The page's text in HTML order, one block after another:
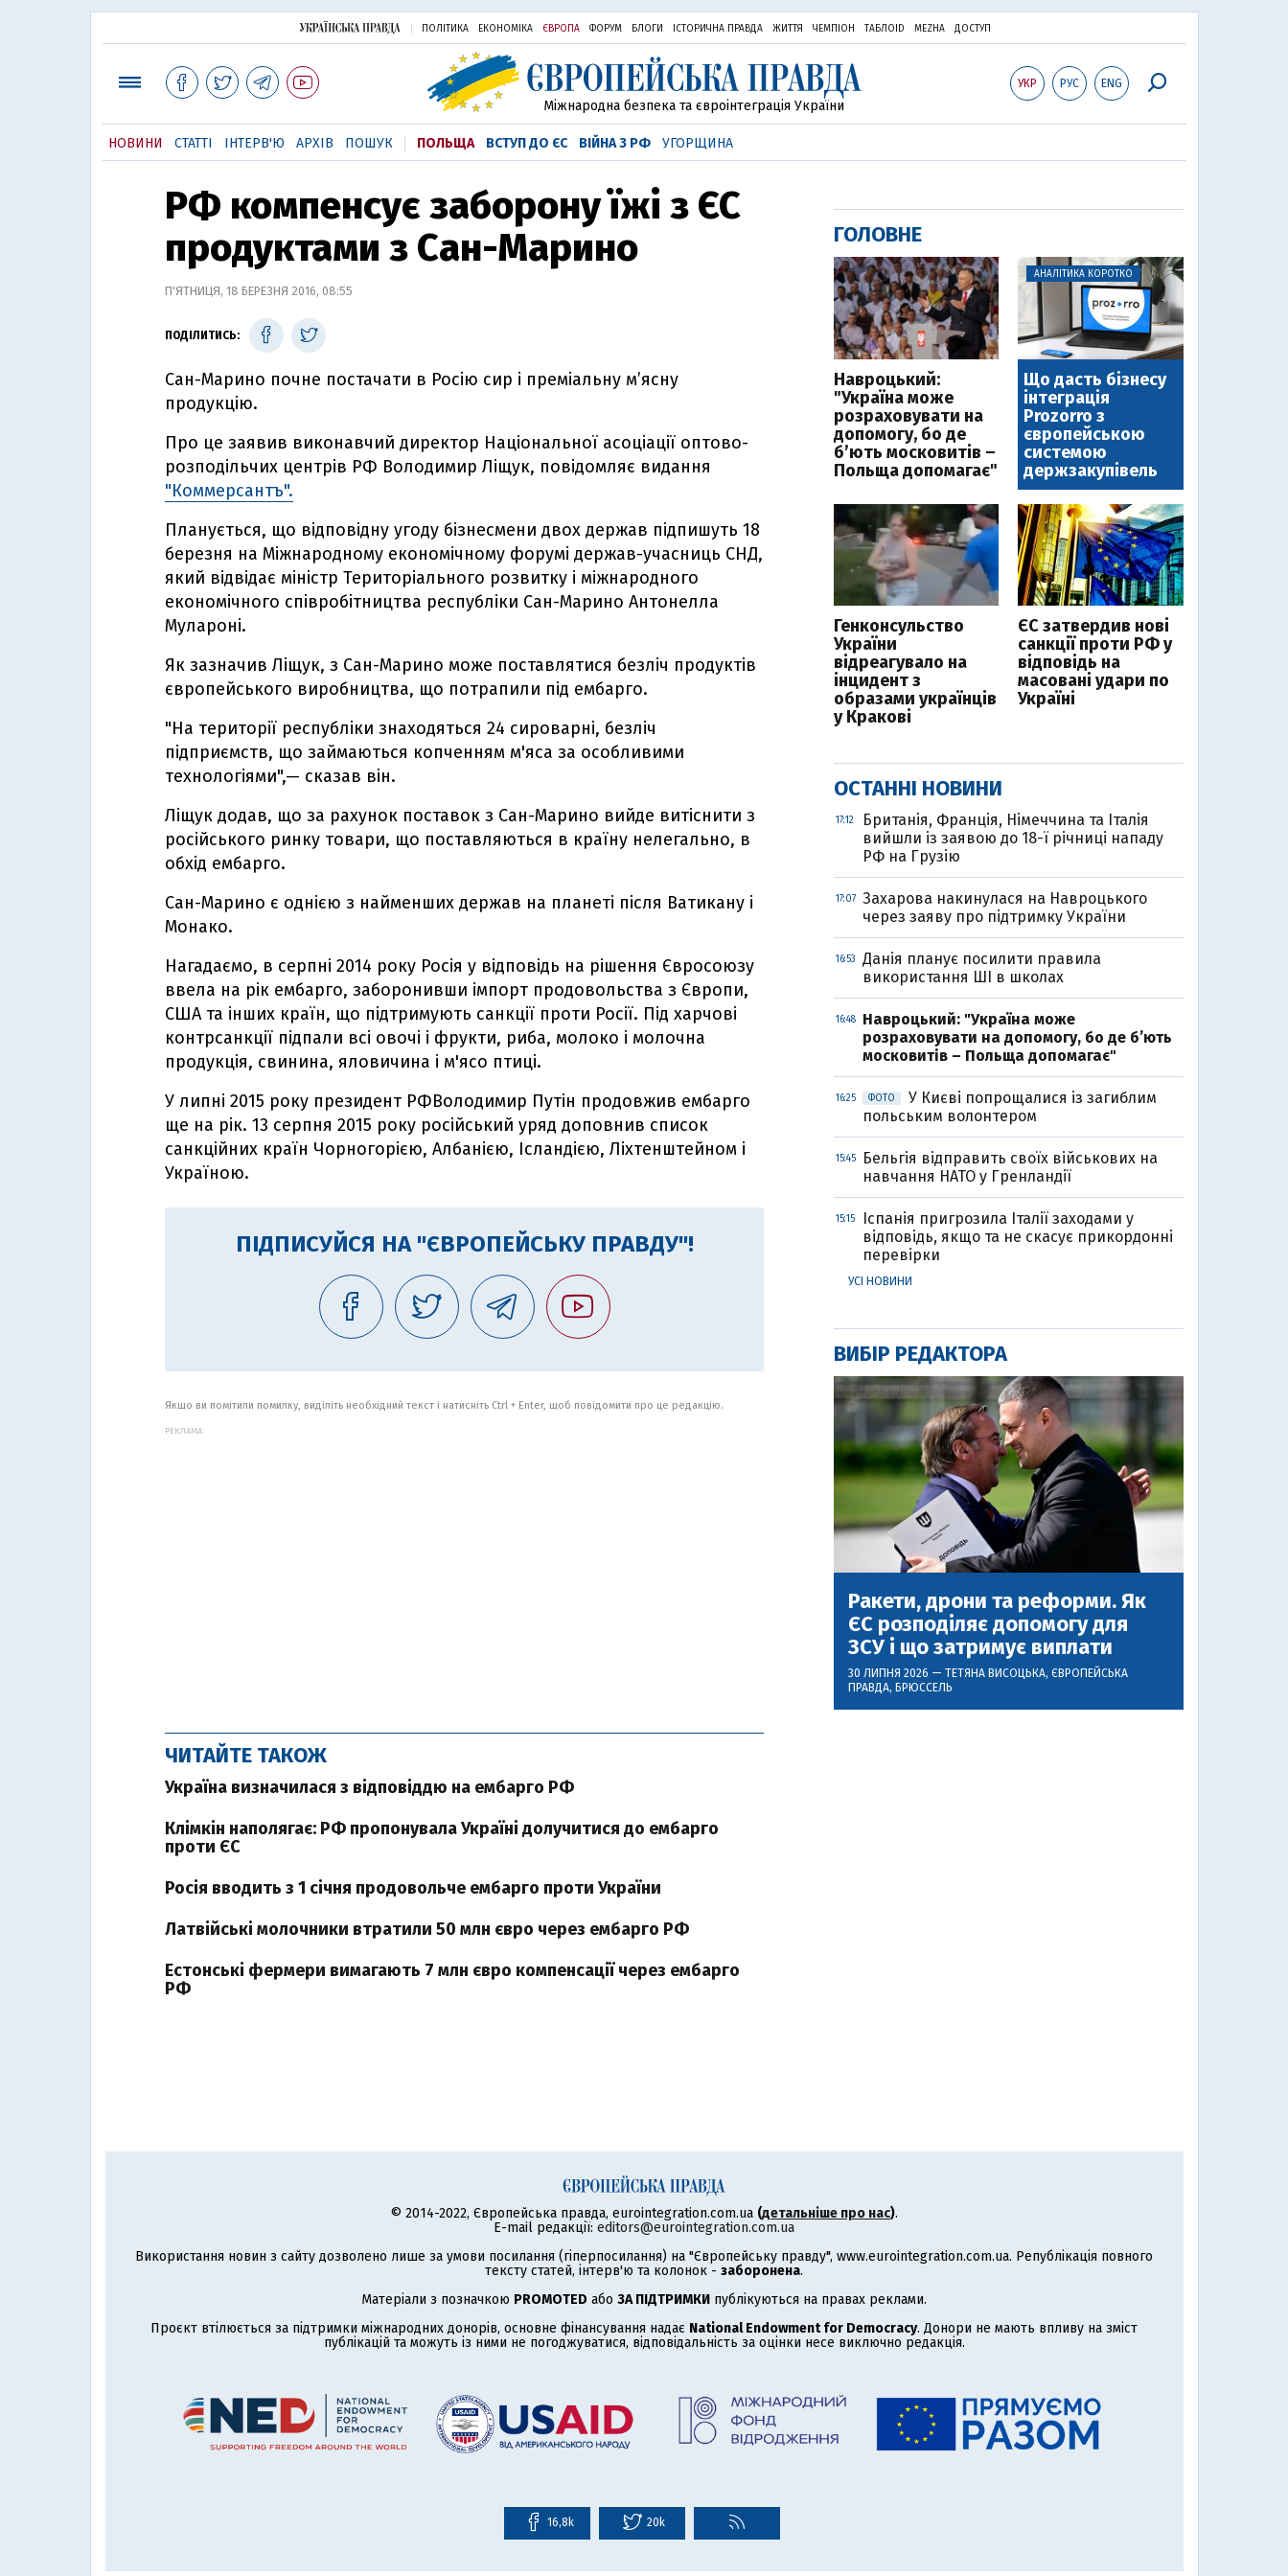
ПОЛІТИКА ЕКОНОМІКА ЄВРОПА ФОРУМ БЛОГИ ІСТОРИЧНА ПРАВДА ЖИТТЯ ЧЕМПІОН ТАБЛОID MEZHA ДОСТУП
УКР РУС ENG
Міжнародна безпека та євроінтеграція України
НОВИНИ СТАТТІ ІНТЕРВ'Ю АРХІВ ПОШУК ПОЛЬЩА ВСТУП ДО ЄС ВІЙНА З РФ УГОРЩИНА
РФ компенсує заборону їжі з ЄС
продуктами з Сан-Марино
П'ЯТНИЦЯ, 18 БЕРЕЗНЯ 2016, 08:55
ПОДІЛИТИСЬ:
Сан-Марино почне постачати в Росію сир і преміальну м’ясну
продукцію.
Про це заявив виконавчий директор Національної асоціації оптово-
розподільчих центрів РФ Володимир Ліщук, повідомляє видання
"Коммерсантъ".
Планується, що відповідну угоду бізнесмени двох держав підпишуть 18
березня на Міжнародному економічному форумі держав-учасниць СНД,
який відвідає міністр Територіального розвитку і міжнародного
економічного співробітництва республіки Сан-Марино Антонелла
Мулароні.
Як зазначив Ліщук, з Сан-Марино може поставлятися безліч продуктів
європейського виробництва, що потрапили під ембарго.
"На території республіки знаходяться 24 сироварні, безліч
підприємств, що займаються копченням м'яса за особливими
технологіями",— сказав він.
Ліщук додав, що за рахунок поставок з Сан-Марино вийде витіснити з
російського ринку товари, що поставляються в країну нелегально, в
обхід ембарго.
Сан-Марино є однією з найменших держав на планеті після Ватикану і
Монако.
Нагадаємо, в серпні 2014 року Росія у відповідь на рішення Євросоюзу
ввела на рік ембарго, заборонивши імпорт продовольства з Європи,
США та інших країн, що підтримують санкції проти Росії. Під харчові
контрсанкції підпали всі овочі і фрукти, риба, молоко і молочна
продукція, свинина, яловичина і м'ясо птиці.
У липні 2015 року президент РФВолодимир Путін продовжив ембарго
ще на рік. 13 серпня 2015 року російський уряд доповнив список
санкційних країн Чорногорією, Албанією, Ісландією, Ліхтенштейном і
Україною.
ПІДПИСУЙСЯ НА "ЄВРОПЕЙСЬКУ ПРАВДУ"!
Якщо ви помітили помилку, виділіть необхідний текст і натисніть Ctrl + Enter, щоб повідомити про це редакцію.
РЕКЛАМА:
ЧИТАЙТЕ ТАКОЖ
Україна визначилася з відповіддю на ембарго РФ
Клімкін наполягає: РФ пропонувала Україні долучитися до ембарго
проти ЄС
Росія вводить з 1 січня продовольче ембарго проти України
Латвійські молочники втратили 50 млн євро через ембарго РФ
Естонські фермери вимагають 7 млн євро компенсації через ембарго
РФ
ГОЛОВНЕ
Навроцький:
"Україна може
розраховувати на
допомогу, бо де
б’ють московитів –
Польща допомагає"
АНАЛІТИКА КОРОТКО
Що дасть бізнесу
інтеграція
Prozorro з
європейською
системою
держзакупівель
Генконсульство
України
відреагувало на
інцидент з
образами українців
у Кракові
ЄС затвердив нові
санкції проти РФ у
відповідь на
масовані удари по
Україні
ОСТАННІ НОВИНИ
17:12
Британія, Франція, Німеччина та Італія
вийшли із заявою до 18-ї річниці нападу
РФ на Грузію
17:07
Захарова накинулася на Навроцького
через заяву про підтримку України
16:53
Данія планує посилити правила
використання ШІ в школах
16:48
Навроцький: "Україна може
розраховувати на допомогу, бо де б’ють
московитів – Польща допомагає"
16:25 ФОТО
У Києві попрощалися із загиблим
польським волонтером
15:45
Бельгія відправить своїх військових на
навчання НАТО у Гренландії
15:15
Іспанія пригрозила Італії заходами у
відповідь, якщо та не скасує прикордонні
перевірки
УСІ НОВИНИ
ВИБІР РЕДАКТОРА
Ракети, дрони та реформи. Як
ЄС розподіляє допомогу для
ЗСУ і що затримує виплати
30 ЛИПНЯ 2026 — ТЕТЯНА ВИСОЦЬКА, ЄВРОПЕЙСЬКА
ПРАВДА, БРЮССЕЛЬ
© 2014-2022, Європейська правда, eurointegration.com.ua (детальніше про нас).
E-mail редакції: editors@eurointegration.com.ua
Використання новин з сайту дозволено лише за умови посилання (гіперпосилання) на "Європейську правду", www.eurointegration.com.ua. Републікація повного
тексту статей, інтерв'ю та колонок - заборонена.
Матеріали з позначкою PROMOTED або ЗА ПІДТРИМКИ публікуються на правах реклами.
Проєкт втілюється за підтримки міжнародних донорів, основне фінансування надає National Endowment for Democracy. Донори не мають впливу на зміст
публікацій та можуть із ними не погоджуватися, відповідальність за оцінки несе виключно редакція.
16,8k 20k